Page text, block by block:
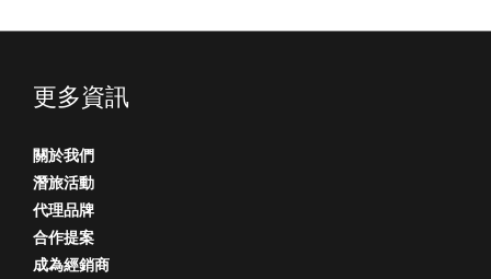
更多資訊
關於我們
潛旅活動
代理品牌
合作提案
成為經銷商